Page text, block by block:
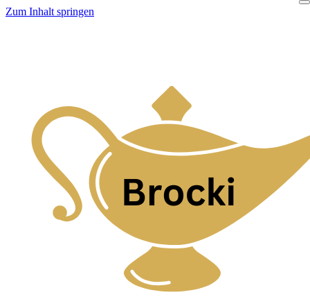
Zum Inhalt springen